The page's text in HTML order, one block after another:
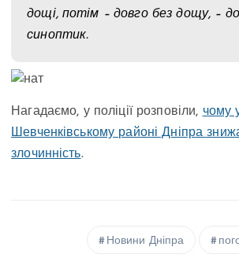
дощі, потім – довго без дощу, –
синоптик.
Нагадаємо, у поліції розповіли, чому
Шевченківському районі Дніпра
злочинність.
Новини Дніпра